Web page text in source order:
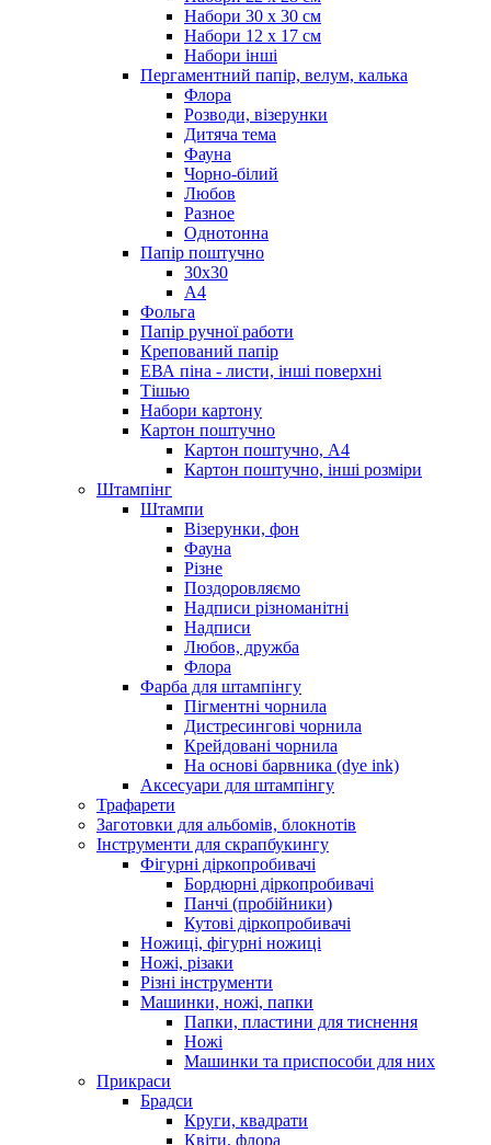
Набори 30 х 30 см
Набори 12 х 17 см
Набори інші
Пергаментний папір, велум, калька
Флора
Розводи, візерунки
Дитяча тема
Фауна
Чорно-білий
Любов
Разное
Однотонна
Папір поштучно
30х30
А4
Фольга
Папір ручної работи
Крепований папір
ЕВА піна - листи, інші поверхні
Тішью
Набори картону
Картон поштучно
Картон поштучно, А4
Картон поштучно, інші розміри
Штампінг
Штампи
Візерунки, фон
Фауна
Різне
Поздоровляємо
Надписи різноманітні
Надписи
Любов, дружба
Флора
Фарба для штампінгу
Пігментні чорнила
Дистресингові чорнила
Крейдовані чорнила
На основі барвника (dye ink)
Аксесуари для штампінгу
Трафарети
Заготовки для альбомів, блокнотів
Інструменти для скрапбукингу
Фігурні діркопробивачі
Бордюрні діркопробивачі
Панчі (пробійники)
Кутові діркопробивачі
Ножиці, фігурні ножиці
Ножі, різаки
Різні інструменти
Машинки, ножі, папки
Папки, пластини для тиснення
Ножі
Машинки та приспособи для них
Прикраси
Брадси
Круги, квадрати
Квіти, флора